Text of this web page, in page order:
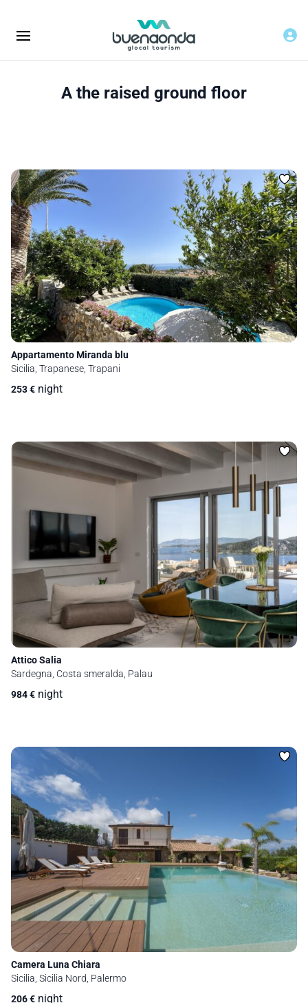
A the raised ground floor
Appartamento Miranda blu
Sicilia, Trapanese, Trapani
253€ night
Attico Salia
Sardegna, Costa smeralda, Palau
984€ night
Camera Luna Chiara
Sicilia, Sicilia Nord, Palermo
206€ night